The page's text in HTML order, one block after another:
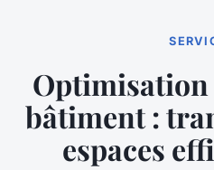
Optimisation
bâtiment :
espaces